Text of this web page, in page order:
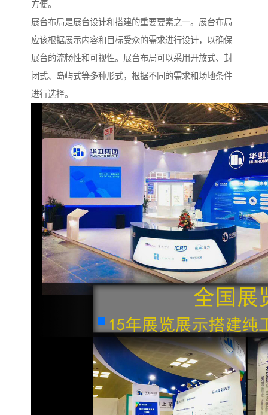
方便。
展台布局是展台设计和搭建的重要要素之一。展台布局
应该根据展示内容和目标受众的需求进行设计，以确保
展台的流畅性和可视性。展台布局可以采用开放式、封
闭式、岛屿式等多种形式，根据不同的需求和场地条件
进行选择。